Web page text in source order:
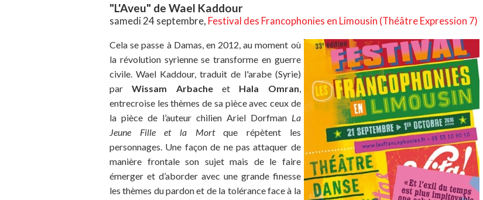
"L'Aveu" de Wael Kaddour
samedi 24 septembre, Festival des Francophonies en Limousin (Théâtre Expression 7)
Cela se passe à Damas, en 2012, au moment où
la révolution syrienne se transforme en guerre
civile. Wael Kaddour, traduit de l'arabe (Syrie)
parWissam Arbacheet Hala Omran
entrecroise les thèmes de sa pièce avec ceux de
la pièce de l’auteur chilien Ariel Dorfman La
Jeune Fille et la Mortque répètent les
personnages. Une façon de ne pas attaquer de
manière frontale son sujet mais de le faire
émerger et d’aborder avec une grande finesse
les thèmes du pardon et de la tolérance face à la